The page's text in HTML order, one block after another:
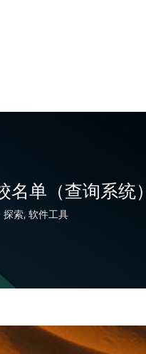
名单（查询系统
探索, 软件工具